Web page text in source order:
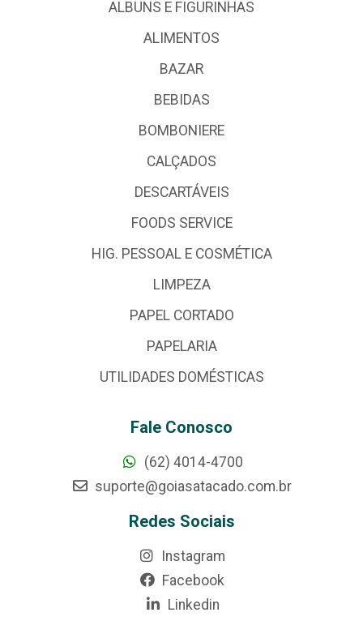
ALBUNS E FIGURINHAS
ALIMENTOS
BAZAR
BEBIDAS
BOMBONIERE
CALÇADOS
DESCARTÁVEIS
FOODS SERVICE
HIG. PESSOAL E COSMÉTICA
LIMPEZA
PAPEL CORTADO
PAPELARIA
UTILIDADES DOMÉSTICAS
Fale Conosco
(62) 4014-4700
suporte@goiasatacado.com.br
Redes Sociais
Instagram
Facebook
Linkedin